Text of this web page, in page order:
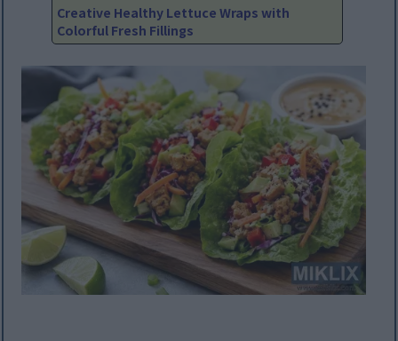
Creative Healthy Lettuce Wraps with
Colorful Fresh Fillings